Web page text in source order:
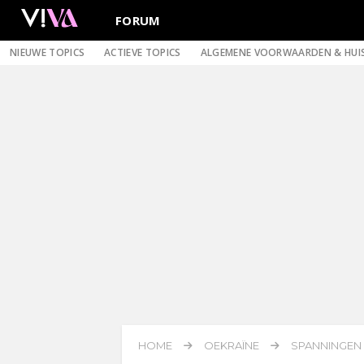
FORUM
NIEUWE TOPICS ACTIEVE TOPICS ALGEMENE VOORWAARDEN &
HOME OEKRAÏNE SPANNINGEN